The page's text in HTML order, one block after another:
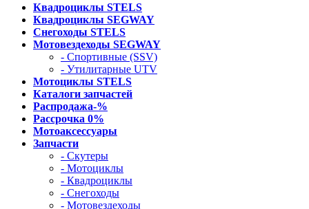
Квадроциклы STELS
Квадроциклы SEGWAY
Снегоходы STELS
Мотовездеходы SEGWAY
- Спортивные (SSV)
- Утилитарные UTV
Мотоциклы STELS
Каталоги запчастей
Распродажа-%
Рассрочка 0%
Мотоаксессуары
Запчасти
- Скутеры
- Мотоциклы
- Квадроциклы
- Снегоходы
- Мотовездеходы